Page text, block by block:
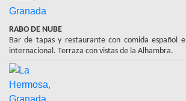
RABO DE NUBE
Bar de tapas y restaurante con comida español e
internacional. Terraza con vistas de la Alhambra.